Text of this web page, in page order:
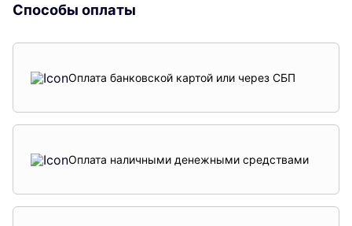
Способы оплаты
Оплата банковской картой или через СБП
Оплата наличными денежными средствами